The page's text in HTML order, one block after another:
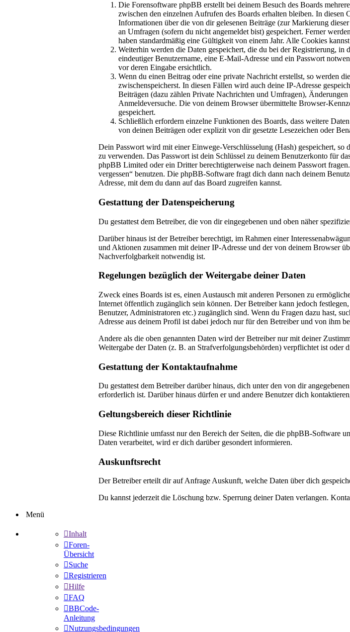
Die Forensoftware phpBB erstellt bei deinem Besuch des Boards
zwischen den einzelnen Aufrufen des Boards erhalten bleiben. In
Informationen über die von dir gelesenen Beiträge (zur Markierung
an Umfragen (sofern du nicht angemeldet bist) gespeichert. Ferner
haben standardmäßig eine Gültigkeit von einem Jahr. Alle Cookies
Weiterhin werden die Daten gespeichert, die du bei der Registrierung,
eindeutiger Benutzername, eine E-Mail-Adresse und ein Passwort
vor deren Eingabe ersichtlich.
Wenn du einen Beitrag oder eine private Nachricht erstellst, so werden
zwischenspeicherst. In diesen Fällen wird auch deine IP-Adresse
Beiträgen (dazu zählen Private Nachrichten und Umfragen),
Anmeldeversuche. Die von deinem Browser übermittelte Browser-
gespeichert.
Schließlich erfordern einzelne Funktionen des Boards, dass weitere
von deinen Beiträgen oder explizit von dir gesetzte Lesezeichen oder
Dein Passwort wird mit einer Einwege-Verschlüsselung (Hash) gespeichert,
zu verwenden. Das Passwort ist dein Schlüssel zu deinem Benutzerkonto für
phpBB Limited oder ein Dritter berechtigterweise nach deinem Passwort
vergessen“ benutzen. Die phpBB-Software fragt dich dann nach deinem
Adresse, mit dem du dann auf das Board zugreifen kannst.
Gestattung der Datenspeicherung
Du gestattest dem Betreiber, die von dir eingegebenen und oben näher
Darüber hinaus ist der Betreiber berechtigt, im Rahmen einer
und Aktionen zusammen mit deiner IP-Adresse und der von deinem Browser
Nachverfolgbarkeit notwendig ist.
Regelungen bezüglich der Weitergabe deiner Daten
Zweck eines Boards ist es, einen Austausch mit anderen Personen zu
Internet öffentlich zugänglich sein können. Der Betreiber kann jedoch
Benutzer, Administratoren etc.) zugänglich sind. Wenn du Fragen dazu hast,
Adresse aus deinem Profil ist dabei jedoch nur für den Betreiber und von ihm
Andere als die oben genannten Daten wird der Betreiber nur mit deiner
Weitergabe der Daten (z. B. an Strafverfolgungsbehörden) verpflichtet ist oder
Gestattung der Kontaktaufnahme
Du gestattest dem Betreiber darüber hinaus, dich unter den von dir
erforderlich ist. Darüber hinaus dürfen er und andere Benutzer dich
Geltungsbereich dieser Richtlinie
Diese Richtlinie umfasst nur den Bereich der Seiten, die die phpBB-Software
Daten verarbeitet, wird er dich darüber gesondert informieren.
Auskunftsrecht
Der Betreiber erteilt dir auf Anfrage Auskunft, welche Daten über dich
Du kannst jederzeit die Löschung bzw. Sperrung deiner Daten verlangen.
Menü
Inhalt
Foren-
Übersicht
Suche
Registrieren
Hilfe
FAQ
BBCode-
Anleitung
Nutzungsbedingungen